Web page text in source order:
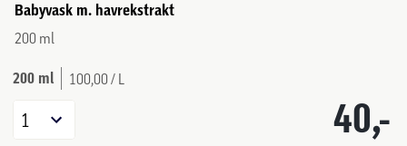
Babyvask m. havrekstrakt
200 ml
200 ml 100,00 / L
40,-
1